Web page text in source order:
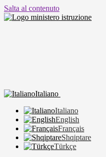
Salta al contenuto
Italiano
Italiano
English
Français
Shqiptare
Türkçe